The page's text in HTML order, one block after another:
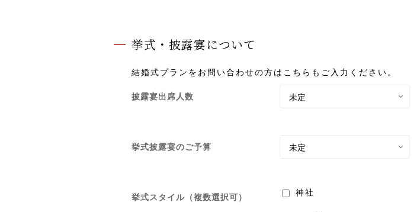
挙式・披露宴について
結婚式プランをお問い合わせの方はこちらもご入力ください。
披露宴出席人数
挙式披露宴のご予算
挙式スタイル（複数選択可） 神社